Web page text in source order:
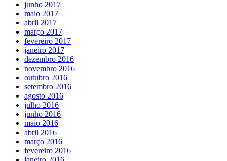
junho 2017
maio 2017
abril 2017
março 2017
fevereiro 2017
janeiro 2017
dezembro 2016
novembro 2016
outubro 2016
setembro 2016
agosto 2016
julho 2016
junho 2016
maio 2016
abril 2016
março 2016
fevereiro 2016